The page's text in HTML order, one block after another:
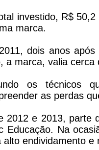
investido, R$
marca.
dois anos
a marca, valia cerca
os técnicos
as perdas
2012 e 2013, parte
Educação. Na
alto endividamento e